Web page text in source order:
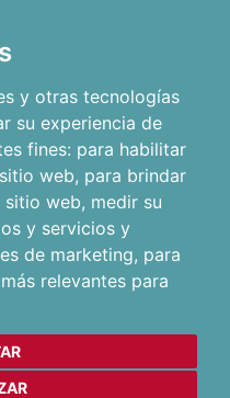
y otras tecnologías
su experiencia de
fines: para habilitar
web, para brindar
sitio web, medir su
y servicios y
de marketing, para
relevantes para